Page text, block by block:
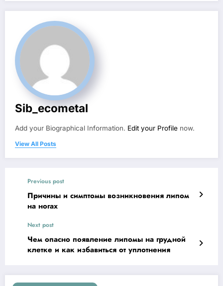
Sib_ecometal
Add your Biographical Information. Edit your Profile now.
View All Posts
Previous post
Причины и симптомы возникновения липом
на ногах
Next post
Чем опасно появление липомы на грудной
клетке и как избавиться от уплотнения